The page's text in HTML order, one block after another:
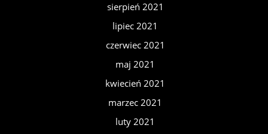
sierpień 2021
lipiec 2021
czerwiec 2021
maj 2021
kwiecień 2021
marzec 2021
luty 2021